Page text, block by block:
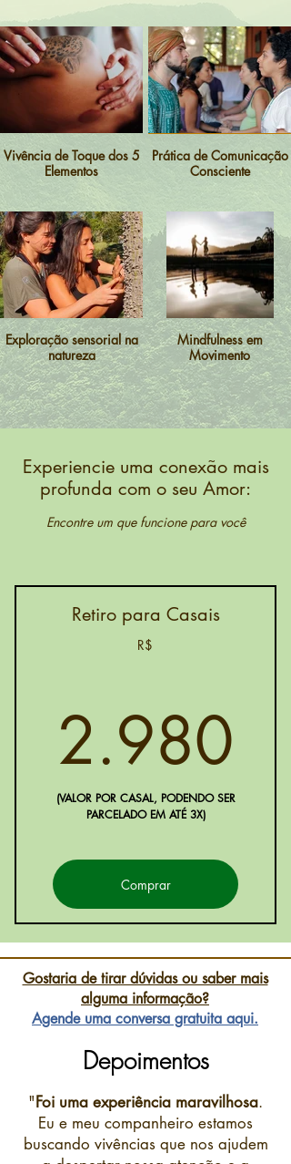
Vivência de Toque dos 5
Elementos
Prática de Comunicação
Consciente
Exploração sensorial na
natureza
Mindfulness em
Movimento
Experiencie uma conexão mais
profunda com o seu Amor:
Encontre um que funcione para você
Retiro para Casais
R$
2.980
(VALOR POR CASAL, PODENDO SER
PARCELADO EM ATÉ 3X)
Comprar
Gostaria de tirar dúvidas ou saber mais
alguma informação?
Agende uma conversa gratuita aqui.
Depoimentos
"Foi uma experiência maravilhosa.
Eu e meu companheiro estamos
buscando vivências que nos ajudem